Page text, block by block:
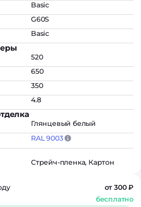
Basic
G60S
Basic
520
650
350
4.8
Глянцевый белый
RAL 9003
Стрейч-пленка, Картон
от 300 ₽
бесплатно